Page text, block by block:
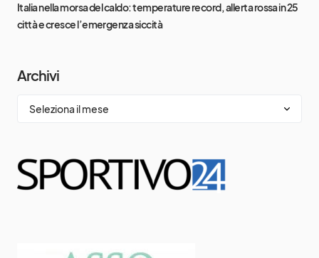
Italia nella morsa del caldo: temperature record, allerta rossa in 25
città e cresce l’emergenza siccità
Archivi